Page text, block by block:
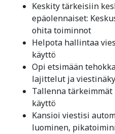
Keskity tärkeisiin
epäolennaiset:
ohita toiminnot
Helpota hallintaa
käyttö
Opi etsimään
lajittelut ja
Tallenna
käyttö
Kansioi viestisi
luominen,